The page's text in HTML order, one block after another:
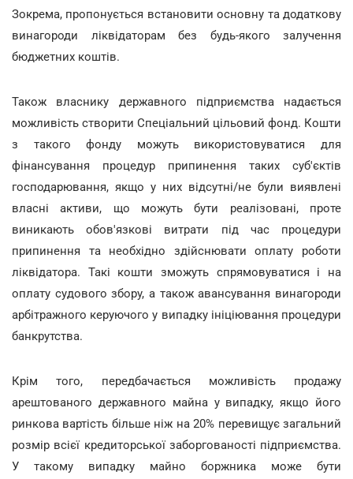
Зокрема, пропонується встановити основну та додаткову
винагороди ліквідаторам без будь-якого залучення
бюджетних коштів.
Також власнику державного підприємства надається
можливість створити Спеціальний цільовий фонд. Кошти
з такого фонду можуть використовуватися для
фінансування процедур припинення таких суб'єктів
господарювання, якщо у них відсутні/не були виявлені
власні активи, що можуть бути реалізовані, проте
виникають обов'язкові витрати під час процедури
припинення та необхідно здійснювати оплату роботи
ліквідатора. Такі кошти зможуть спрямовуватися і на
оплату судового збору, а також авансування винагороди
арбітражного керуючого у випадку ініціювання процедури
банкрутства.
Крім того, передбачається можливість продажу
арештованого державного майна у випадку, якщо його
ринкова вартість більше ніж на 20% перевищує загальний
розмір всієї кредиторської заборгованості підприємства.
У такому випадку майно боржника може бути